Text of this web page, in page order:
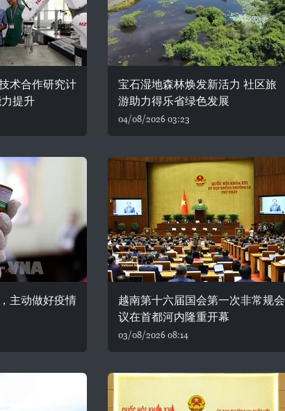
术合作研究计
提升
宝石湿地森林焕发新活力 社区旅
游助力得乐省绿色发展
04/08/2026 03:23
主动做好疫情
越南第十六届国会第一次非常规会
议在首都河内隆重开幕
03/08/2026 08:14